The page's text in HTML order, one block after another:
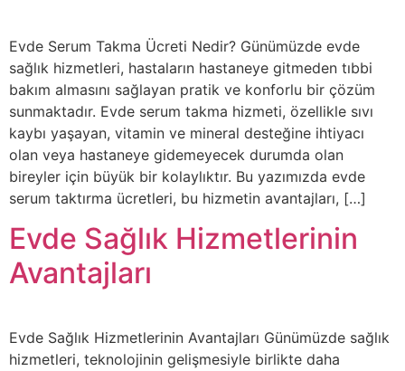
Evde Serum Takma Ücreti Nedir? Günümüzde evde
sağlık hizmetleri, hastaların hastaneye gitmeden tıbbi
bakım almasını sağlayan pratik ve konforlu bir çözüm
sunmaktadır. Evde serum takma hizmeti, özellikle sıvı
kaybı yaşayan, vitamin ve mineral desteğine ihtiyacı
olan veya hastaneye gidemeyecek durumda olan
bireyler için büyük bir kolaylıktır. Bu yazımızda evde
serum taktırma ücretleri, bu hizmetin avantajları, […]
Evde Sağlık Hizmetlerinin
Avantajları
Evde Sağlık Hizmetlerinin Avantajları Günümüzde sağlık
hizmetleri, teknolojinin gelişmesiyle birlikte daha